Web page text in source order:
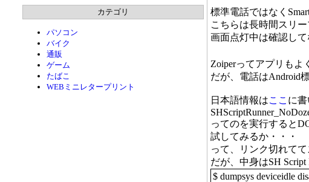
カテゴリ
パソコン
バイク
通販
ゲーム
たばこ
WEBミニレタープリント
標準電話ではなく
こちらは長時間スリ
画面点灯中は確認して
Zoiperってアプリもよ
だが、電話はAndroid
日本語情報はここ に書
ってのを実行すると
試してみるか・・・
って、リンク切れて
だが、中身はSH
$ dumpsys deviceidle